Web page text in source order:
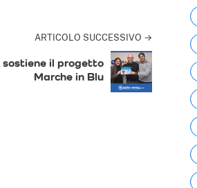
ARTICOLO SUCCESSIVO →
il progetto
Marche in Blu